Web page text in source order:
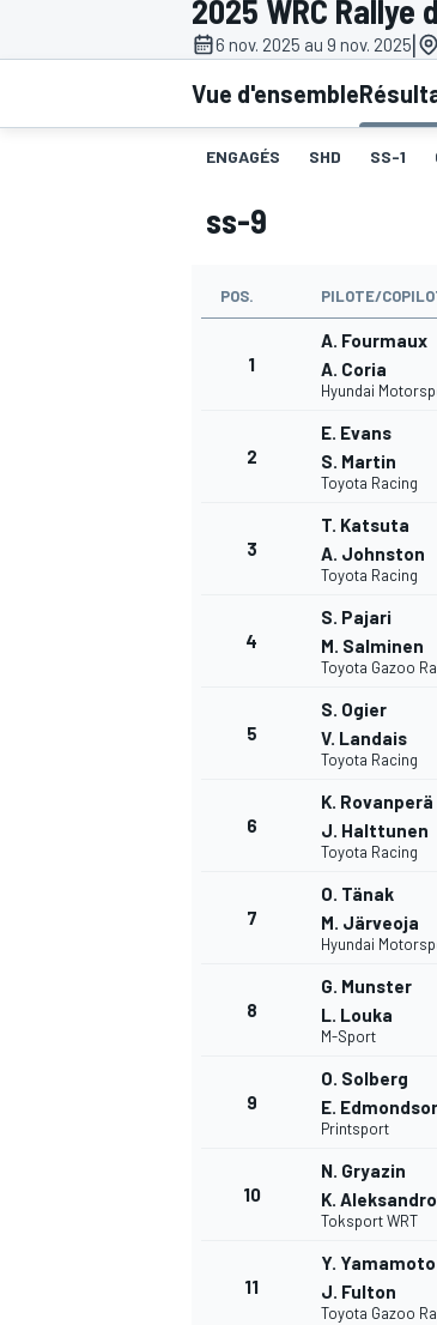
2025 WRC Rallye
6 nov. 2025 au 9 nov. 2025|
Vue d'ensemble
ENGAGÉS SHD SS-1
ss-9
POS. PILOTE/
1
A. Fourmaux
A. Coria
Hyundai
2
E. Evans
S. Martin
Toyota Racing
3
T. Katsuta
A. Johnston
Toyota Racing
4
S. Pajari
M. Salminen
Toyota Gazoo
5
S. Ogier
V. Landais
Toyota Racing
6
K. Rovanperä
J. Halttunen
Toyota Racing
7
O. Tänak
M. Järveoja
Hyundai
8
G. Munster
L. Louka
M-Sport
9
O. Solberg
E.
Printsport
10
N. Gryazin
K.
Toksport WRT
11
Y. Yamamoto
J. Fulton
Toyota Gazoo